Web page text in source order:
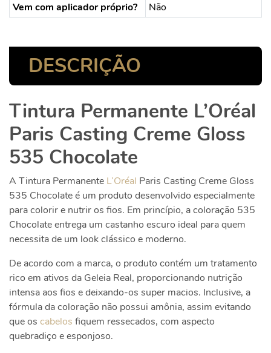
Vem com aplicador próprio?
Não
DESCRIÇÃO
Tintura Permanente L’Oréal
Paris Casting Creme Gloss
535 Chocolate
A Tintura Permanente L’Oréal Paris Casting Creme Gloss
535 Chocolate é um produto desenvolvido especialmente
para colorir e nutrir os fios. Em princípio, a coloração 535
Chocolate entrega um castanho escuro ideal para quem
necessita de um look clássico e moderno.
De acordo com a marca, o produto contém um tratamento
rico em ativos da Geleia Real, proporcionando nutrição
intensa aos fios e deixando-os super macios. Inclusive, a
fórmula da coloração não possui amônia, assim evitando
que os cabelos fiquem ressecados, com aspecto
quebradiço e esponjoso.